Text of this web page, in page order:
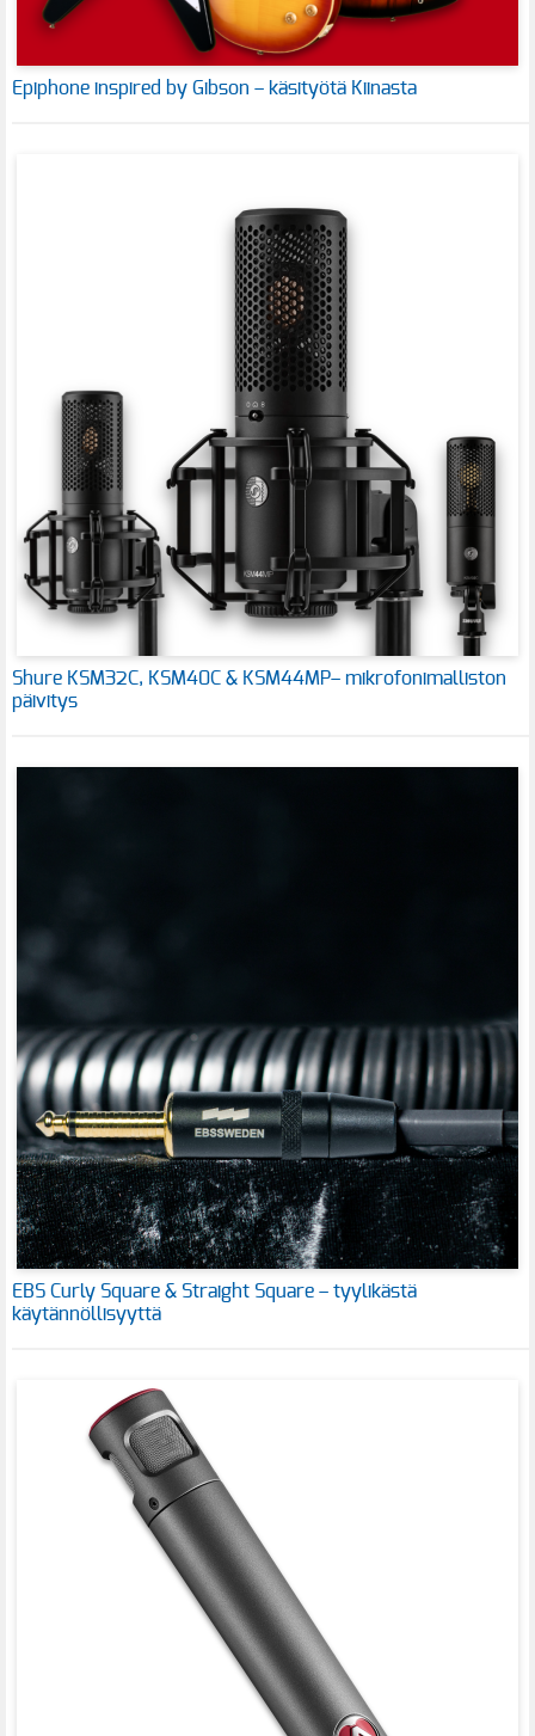
Epiphone inspired by Gibson – käsityötä Kiinasta
Shure KSM32C, KSM40C & KSM44MP– mikrofonimalliston
päivitys
EBS Curly Square & Straight Square – tyylikästä
käytännöllisyyttä